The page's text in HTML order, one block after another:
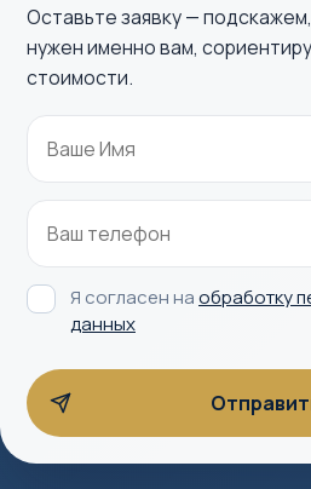
Оставьте заявку —
нужен именно вам,
стоимости.
Я согласен наобработку
данных